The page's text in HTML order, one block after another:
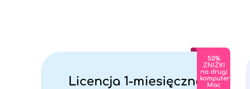
50%
ZNIŻKI
na drugi
komputer
Mac
Licencja 1-miesięczna